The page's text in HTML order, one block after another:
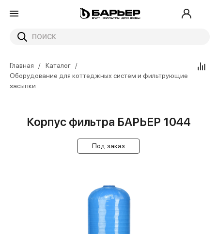
Главная
Каталог
Оборудование для коттеджных систем и фильтрующие
засыпки
Корпус фильтра БАРЬЕР 1044
Под заказ